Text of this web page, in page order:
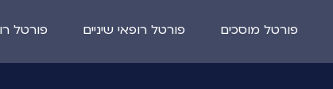
פורטל מוסכים פורטל רופאי שיניים פורטל